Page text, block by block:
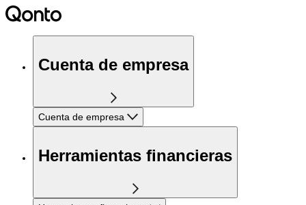
Cuenta de empresa
Cuenta de empresa
Herramientas financieras